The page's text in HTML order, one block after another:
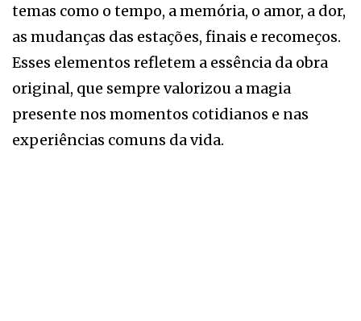
temas como o tempo, a memória, o amor, a dor,
as mudanças das estações, finais e recomeços.
Esses elementos refletem a essência da obra
original, que sempre valorizou a magia
presente nos momentos cotidianos e nas
experiências comuns da vida.